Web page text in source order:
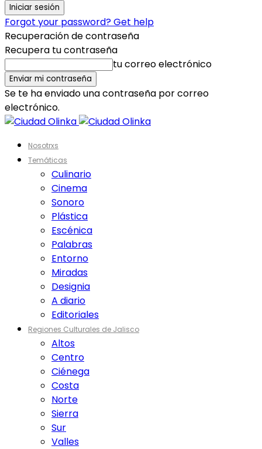
Forgot your password? Get help
Recuperación de contraseña
Recupera tu contraseña
tu correo electrónico
Se te ha enviado una contraseña por correo
electrónico.
Nosotrxs
Temáticas
Culinario
Cinema
Sonoro
Plástica
Escénica
Palabras
Entorno
Miradas
Designia
A diario
Editoriales
Regiones Culturales de Jalisco
Altos
Centro
Ciénega
Costa
Norte
Sierra
Sur
Valles